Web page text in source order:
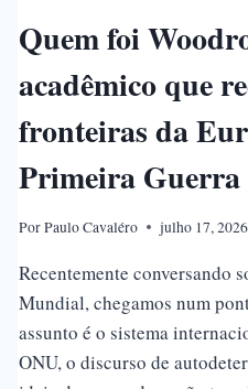
Quem foi
acadêmico que
fronteiras da
Primeira Guerra
PorPaulo Cavaléro julho 17, 2026
Recentemente conversando
Mundial, chegamos num
assunto é o sistema
ONU, o discurso de